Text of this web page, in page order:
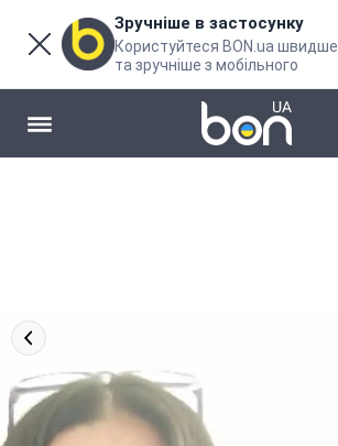
Зручніше в застосунку
Користуйтеся BON.ua швидше
та зручніше з мобільного